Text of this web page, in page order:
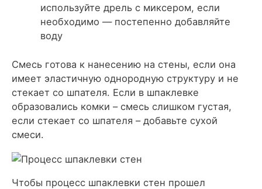
используйте дрель с миксером, если
необходимо — постепенно добавляйте
воду
Смесь готова к нанесению на стены, если она
имеет эластичную однородную структуру и не
стекает со шпателя. Если в шпаклевке
образовались комки – смесь слишком густая,
если стекает со шпателя – добавьте сухой
смеси.
Чтобы процесс шпаклевки стен прошел